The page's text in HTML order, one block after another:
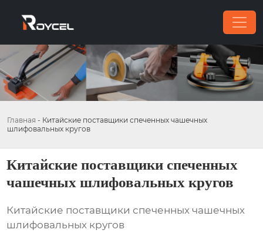
Главная - Китайские поставщики спеченных чашечных
шлифовальных кругов
Китайские поставщики спеченных
чашечных шлифовальных кругов
Китайские поставщики спеченных чашечных
шлифовальных кругов